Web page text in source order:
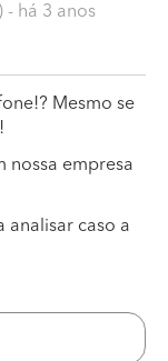
- há 3 anos
Mesmo se
nossa empresa
analisar caso a